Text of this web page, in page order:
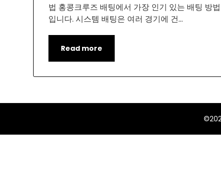
법 홍콩크루즈 배팅에서 가장 인기 있는 배팅 방
입니다. 시스템 배팅은 여러 경기에 건…
Read more